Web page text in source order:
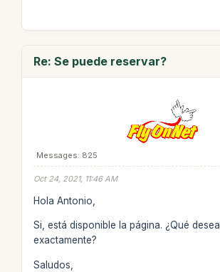
Re: Se puede reservar?
Messages: 825
Oct 24, 2021, 11:46 AM
Hola Antonio,
Si, está disponible la página. ¿Qué desea
exactamente?
Saludos,